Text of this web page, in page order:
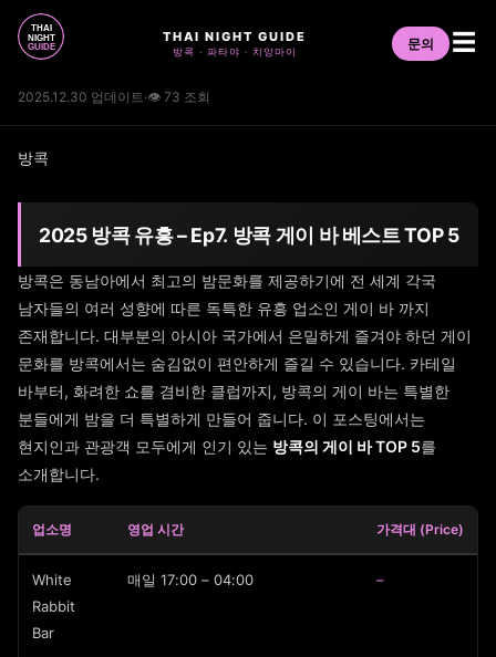
THAI NIGHT GUIDE
방콕 · 파타야 · 치앙마이 문의 ☰
2025.12.30 업데이트·👁 73 조회
방콕
2025 방콕 유흥 – Ep7. 방콕 게이 바 베스트 TOP 5
방콕은 동남아에서 최고의 밤문화를 제공하기에 전 세계 각국
남자들의 여러 성향에 따른 독특한 유흥 업소인 게이 바 까지
존재합니다. 대부분의 아시아 국가에서 은밀하게 즐겨야 하던 게이
문화를 방콕에서는 숨김없이 편안하게 즐길 수 있습니다. 카테일
바부터, 화려한 쇼를 겸비한 클럽까지, 방콕의 게이 바는 특별한
분들에게 밤을 더 특별하게 만들어 줍니다. 이 포스팅에서는
현지인과 관광객 모두에게 인기 있는 방콕의 게이 바 TOP 5를
소개합니다.
업소명 영업 시간 가격대 (Price)
White
Rabbit
Bar
매일 17:00 – 04:00 –